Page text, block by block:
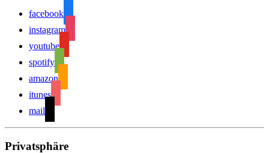
facebook
instagram
youtube
spotify
amazon
itunes
mail
Privatsphäre